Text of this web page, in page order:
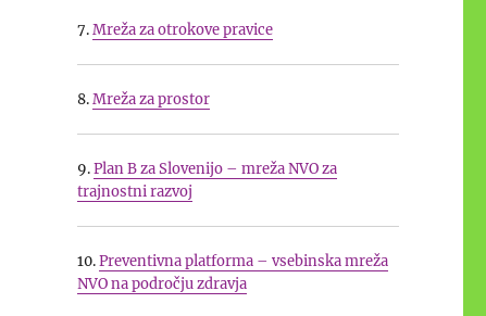
7.Mreža za otrokove pravice
8.Mreža za prostor
9.Plan B za Slovenijo – mreža NVO za
trajnostni razvoj
10.Preventivna platforma – vsebinska mreža
NVO na področju zdravja